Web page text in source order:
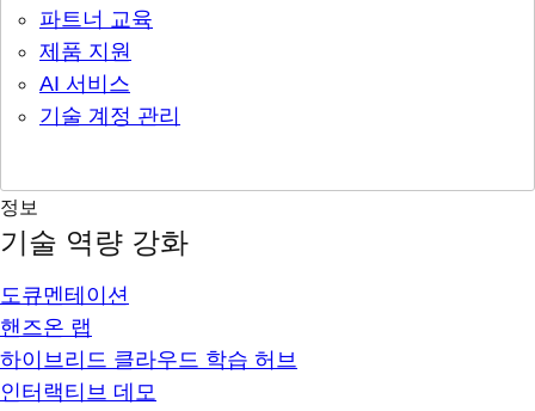
파트너 교육
제품 지원
AI 서비스
기술 계정 관리
정보
기술 역량 강화
도큐멘테이션
핸즈온 랩
하이브리드 클라우드 학습 허브
인터랙티브 데모